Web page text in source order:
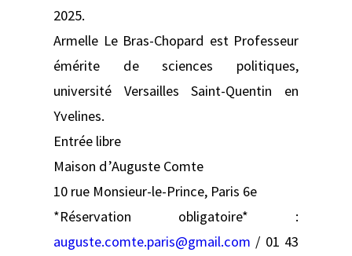
2025.
Armelle Le Bras-Chopard est Professeur
émérite de sciences politiques,
université Versailles Saint-Quentin en
Yvelines.
Entrée libre
Maison d’Auguste Comte
10 rue Monsieur-le-Prince, Paris 6e
*Réservation obligatoire* :
auguste.comte.paris@gmail.com / 01 43